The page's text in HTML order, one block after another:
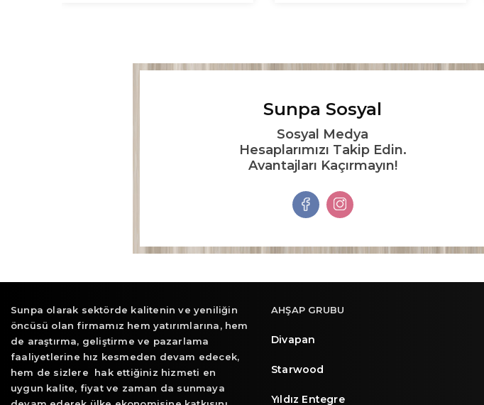
Sunpa Sosyal
Sosyal Medya
Hesaplarımızı Takip Edin.
Avantajları Kaçırmayın!
Sunpa olarak sektörde kalitenin ve yeniliğin
öncüsü olan firmamız hem yatırımlarına, hem
de araştırma, geliştirme ve pazarlama
faaliyetlerine hız kesmeden devam edecek,
hem de sizlere hak ettiğiniz hizmeti en
uygun kalite, fiyat ve zaman da sunmaya
AHŞAP GRUBU
Divapan
Starwood
Yıldız Entegre